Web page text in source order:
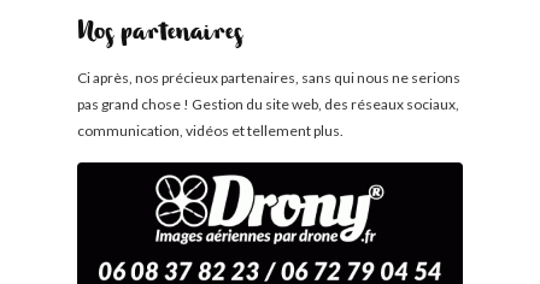
Nos partenaires
Ci après, nos précieux partenaires, sans qui nous ne serions
pas grand chose ! Gestion du site web, des réseaux sociaux,
communication, vidéos et tellement plus.